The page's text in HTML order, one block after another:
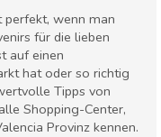
perfekt, wenn man
für die lieben
auf einen
hat oder so richtig
Tipps von
Shopping-Center,
Provinz kennen.